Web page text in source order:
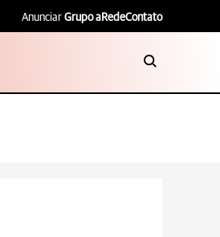
Anunciar Grupo aRedeContato